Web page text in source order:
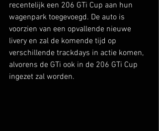
recentelijk een 206 GTi Cup aan hun
wagenpark toegevoegd. De auto is
voorzien van een opvallende nieuwe
livery en zal de komende tijd op
verschillende trackdays in actie komen,
alvorens de GTi ook in de 206 GTi Cup
ingezet zal worden.